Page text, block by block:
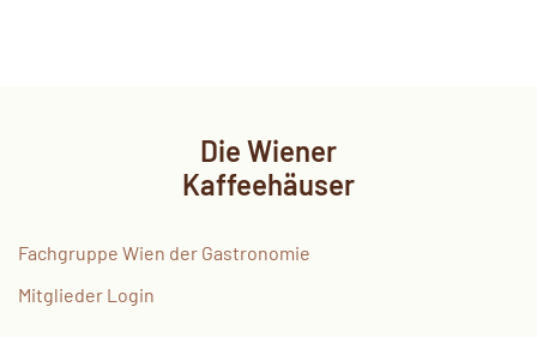
Die Wiener
Kaffeehäuser
Fachgruppe Wien der Gastronomie
Mitglieder Login